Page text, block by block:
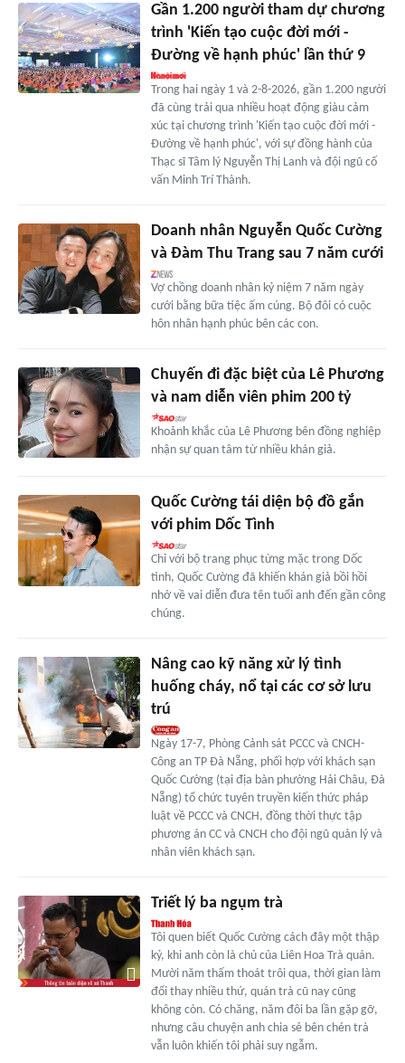
Gần 1.200 người tham dự chương
trình 'Kiến tạo cuộc đời mới -
Đường về hạnh phúc' lần thứ 9
Trong hai ngày 1 và 2-8-2026, gần 1.200 người
đã cùng trải qua nhiều hoạt động giàu cảm
xúc tại chương trình 'Kiến tạo cuộc đời mới -
Đường về hạnh phúc', với sự đồng hành của
Thạc sĩ Tâm lý Nguyễn Thị Lanh và đội ngũ cố
vấn Minh Trí Thành.
Doanh nhân Nguyễn Quốc Cường
và Đàm Thu Trang sau 7 năm cưới
Vợ chồng doanh nhân kỷ niệm 7 năm ngày
cưới bằng bữa tiệc ấm cúng. Bộ đôi có cuộc
hôn nhân hạnh phúc bên các con.
Chuyến đi đặc biệt của Lê Phương
và nam diễn viên phim 200 tỷ
Khoảnh khắc của Lê Phương bên đồng nghiệp
nhận sự quan tâm từ nhiều khán giả.
Quốc Cường tái diện bộ đồ gắn
với phim Dốc Tình
Chỉ với bộ trang phục từng mặc trong Dốc
tình, Quốc Cường đã khiến khán giả bồi hồi
nhớ về vai diễn đưa tên tuổi anh đến gần công
chúng.
Nâng cao kỹ năng xử lý tình
huống cháy, nổ tại các cơ sở lưu
trú
Ngày 17-7, Phòng Cảnh sát PCCC và CNCH-
Công an TP Đà Nẵng, phối hợp với khách sạn
Quốc Cường (tại địa bàn phường Hải Châu, Đà
Nẵng) tổ chức tuyên truyền kiến thức pháp
luật về PCCC và CNCH, đồng thời thực tập
phương án CC và CNCH cho đội ngũ quản lý và
nhân viên khách sạn.
Triết lý ba ngụm trà
Tôi quen biết Quốc Cường cách đây một thập
kỷ, khi anh còn là chủ của Liên Hoa Trà quán.
Mười năm thấm thoát trôi qua, thời gian làm
đổi thay nhiều thứ, quán trà cũ nay cũng
không còn. Có chăng, năm đôi ba lần gặp gỡ,
nhưng câu chuyện anh chia sẻ bên chén trà
vẫn luôn khiến tôi phải suy ngẫm.